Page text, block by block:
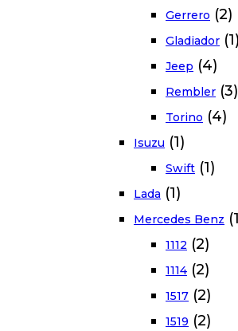
Gerrero (2)
Gladiador (1)
Jeep (4)
Rembler (3)
Torino (4)
Isuzu (1)
Swift (1)
Lada (1)
Mercedes Benz
1112 (2)
1114 (2)
1517 (2)
1519 (2)